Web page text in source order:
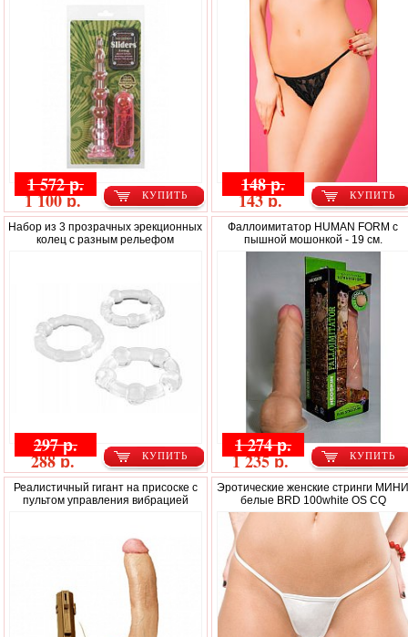
КУПИТЬ
1 572 р.
1 100 р. КУПИТЬ
148 р.
143 р.
Набор из 3 прозрачных эрекционных
колец с разным рельефом
КУПИТЬ
297 р.
288 р.
Фаллоимитатор HUMAN FORM с
пышной мошонкой - 19 см.
КУПИТЬ
1 274 р.
1 235 р.
Реалистичный гигант на присоске с
пультом управления вибрацией
Эротические женские стринги
белые BRD 100white OS CQ